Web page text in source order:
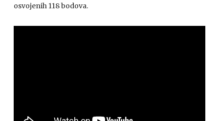
osvojenih 118 bodova.